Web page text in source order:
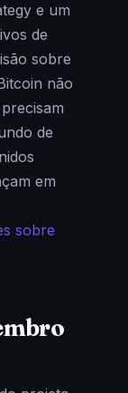
e um
de
sobre
não
de
em
sobre